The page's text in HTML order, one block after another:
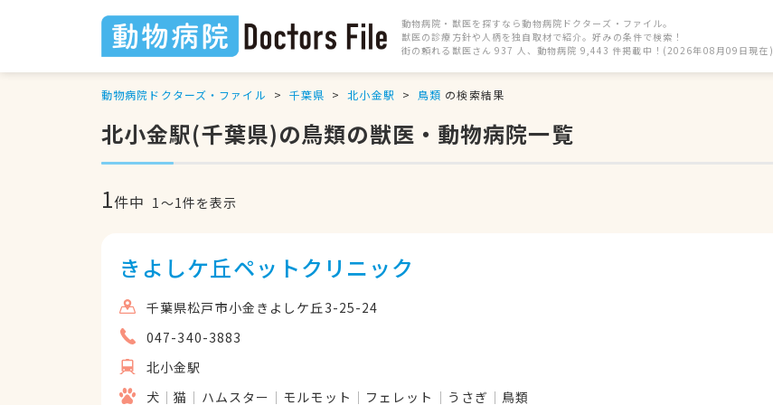
動物病院・獣医を探すなら動物病院ドクターズ・ファイル。
獣医の診療方針や人柄を独自取材で紹介。好みの条件で検索！
街の頼れる獣医さん 937 人、動物病院 9,443 件掲載中！(2026年08月09日現在)
動物病院ドクターズ・ファイル 千葉県 北小金駅 鳥類 の検索結果
北小金駅(千葉県)の鳥類の獣医・動物病院一覧
1件中 1〜1件を表示
きよしケ丘ペットクリニック
千葉県松戸市小金きよしケ丘3-25-24
047-340-3883
北小金駅
犬
猫 ハムスター モルモット フェレット うさぎ 鳥類